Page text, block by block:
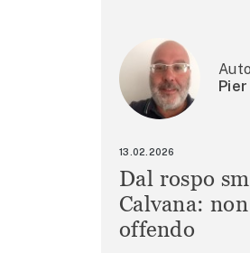
13.02.2026
Dal rospo
Calvana:
offendo